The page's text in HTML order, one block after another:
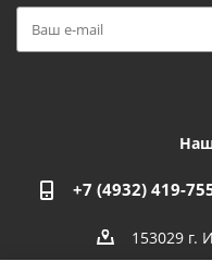
+7 (4932) 419-
153029 г.